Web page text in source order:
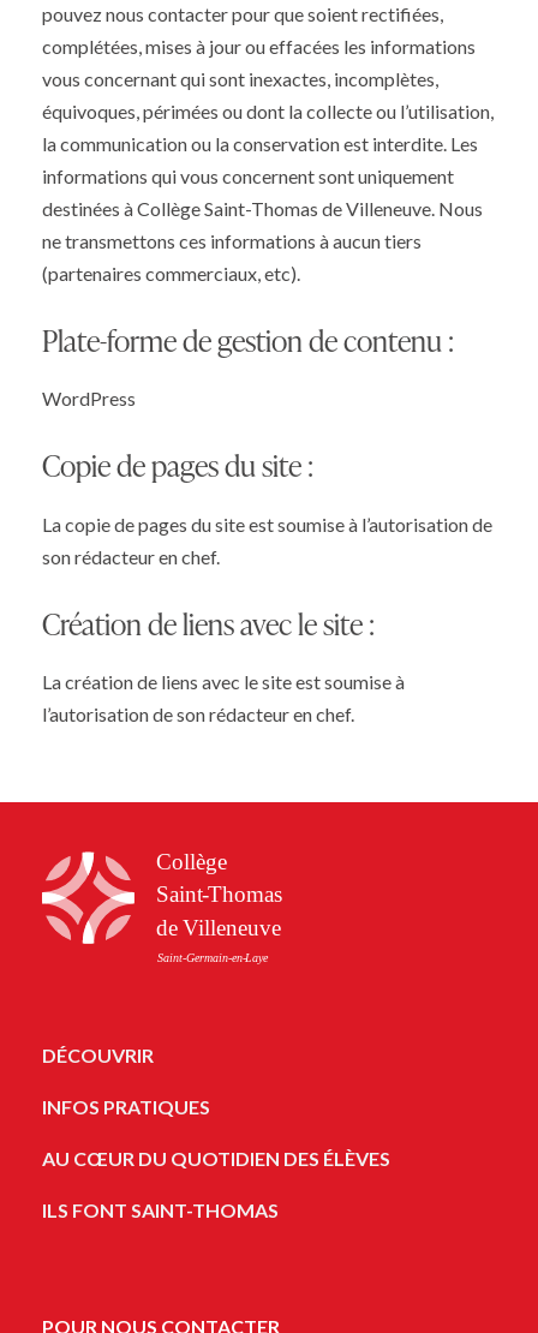
pouvez nous contacter pour que soient rectifiées,
complétées, mises à jour ou effacées les informations
vous concernant qui sont inexactes, incomplètes,
équivoques, périmées ou dont la collecte ou l’utilisation,
la communication ou la conservation est interdite. Les
informations qui vous concernent sont uniquement
destinées à Collège Saint-Thomas de Villeneuve. Nous
ne transmettons ces informations à aucun tiers
(partenaires commerciaux, etc).
Plate-forme de gestion de contenu :
WordPress
Copie de pages du site :
La copie de pages du site est soumise à l’autorisation de
son rédacteur en chef.
Création de liens avec le site :
La création de liens avec le site est soumise à
l’autorisation de son rédacteur en chef.
DÉCOUVRIR
INFOS PRATIQUES
AU CŒUR DU QUOTIDIEN DES ÉLÈVES
ILS FONT SAINT-THOMAS
POUR NOUS CONTACTER